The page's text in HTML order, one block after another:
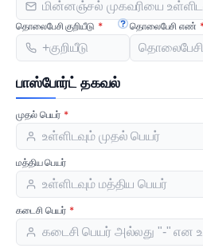
தொலைபேசி குறியீடு கையேட்டை திற
தொலைபேசி எண்
பாஸ்போர்ட் தகவல்
முதல் பெயர்
மத்திய பெயர்
கடைசி பெயர்